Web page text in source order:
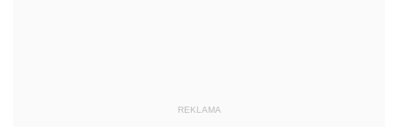
REKLAMA